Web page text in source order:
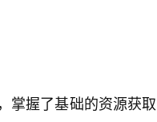
掌握了基础的资源获取